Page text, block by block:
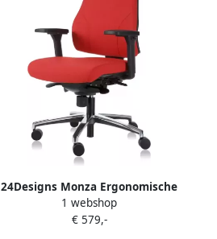
24Designs Monza Ergonomische
Bureaustoel NPR1813 Stof Rood
Aluminium Gepolijst Onderstel
1 webshop
€ 579,-